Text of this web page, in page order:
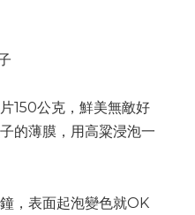
150公克，鮮美無敵好
的薄膜，用高粱浸泡一
，表面起泡變色就OK